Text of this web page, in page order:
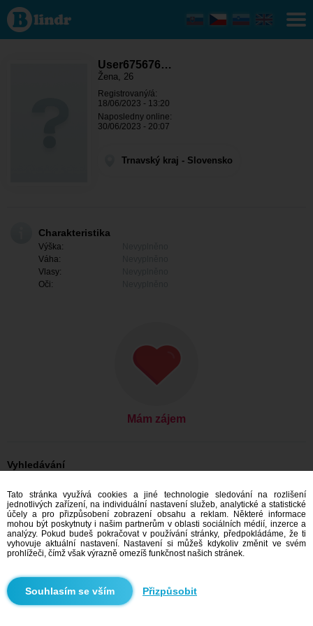
User675676265
- Ona hledá
někoho
Trnavský kraj -
User675676…
Žena, 26
Registrovaný/á:
18/06/2023 - 13:20
Naposledny online:
30/06/2023 - 20:07
Trnavský kraj - Slovensko
Charakteristika
Výška:
Váha:
Vlasy:
Oči:
Mám zájem
Vyhledávání
Ona hledá jeho: Ženy, 26
Ona hledá jeho: Ženy, 26 - Slovensko
Ona hledá jeho: Ženy, 26 - Trnavský kraj
Ona hledá jeho: Ženy, 26 - Horná Krupá
Seznamka Slovensko
Seznamka Trnavský kraj
Seznamka Horná Krupá
Doporučujeme
Tato stránka využívá cookies a jiné technologie sledování na rozlišení
jednotlivých zařízení, na individuální nastavení služeb, analytické a statistické
účely a pro přizpůsobení zobrazení obsahu a reklam. Některé informace
mohou být poskytnuty i našim partnerům v oblasti sociálních médií, inzerce a
analýzy. Pokud budeš pokračovat v používání stránky, předpokládáme, že ti
vyhovuje aktuální nastavení. Nastavení si můžeš kdykoliv změnit ve svém
prohlížeči, čímž však výrazně omezíš funkčnost našich stránek.
Přizpůsobit